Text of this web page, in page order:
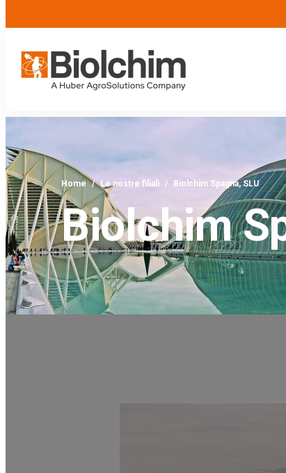
Home / Le nostre filiali / Biolchim Spagna, SLU
Biolchim